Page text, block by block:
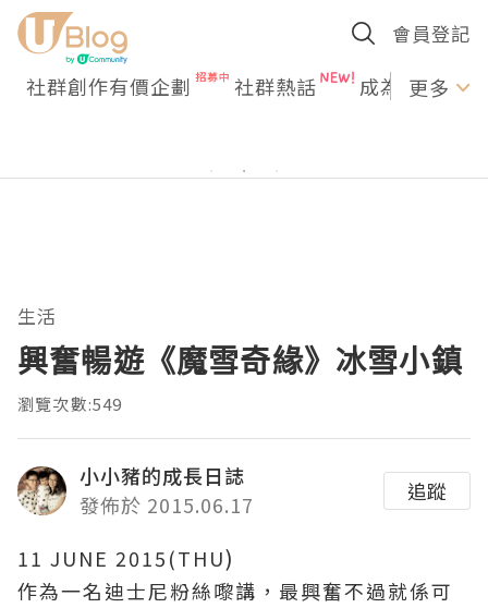
會員登記
社群創作有價企劃 社群熱話 成為U更多
生活
興奮暢遊《魔雪奇緣》冰雪小鎮
瀏覽次數:549
小小豬的成長日誌
發佈於 2015.06.17
追蹤
11 JUNE 2015(THU)
作為一名迪士尼粉絲嚟講，最興奮不過就係可